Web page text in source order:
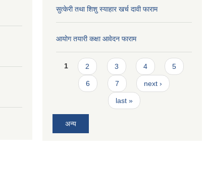
सुत्केरी तथा शिशु स्याहार खर्च दावी फाराम
आयोग तयारी कक्षा आवेदन फाराम
Pages
1 2 3 4 5
6 7 next ›
last »
अन्य